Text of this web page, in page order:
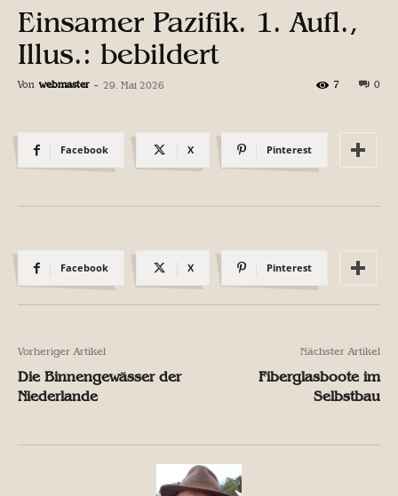
Einsamer Pazifik. 1. Aufl.,
Illus.: bebildert
Von webmaster - 29. Mai 2026 0
7
Facebook X Pinterest
Facebook X Pinterest
Vorheriger Artikel
Die Binnengewässer der
Niederlande
Nächster Artikel
Fiberglasboote im
Selbstbau